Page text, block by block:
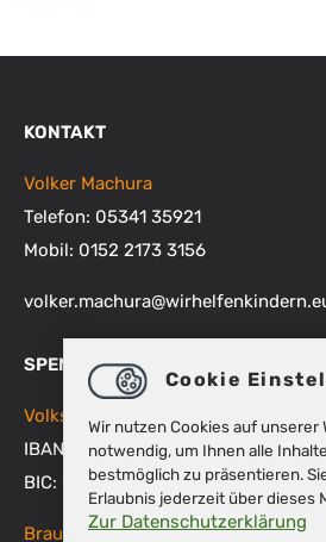
KONTAKT
Volker Machura
Telefon: 05341 35921
Mobil: 0152 2173 3156
volker.machura@
SPENDENKONTEN
Volksbank BRAWO
IBAN: DE48 2699 1066 1512 9270 00
BIC: GENODEF1WOB
Braunschweigische Landessparkasse
Cookie
Wir nutzen Cookies auf unserer
notwendig, um Ihnen alle
bestmöglich zu präsentieren.
Erlaubnis jederzeit über dieses
Zur Datenschutzerklärung